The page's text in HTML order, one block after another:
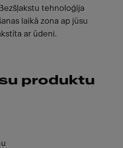
tehnoloģija
laikā zona ap jūsu
ar ūdeni.
produktu